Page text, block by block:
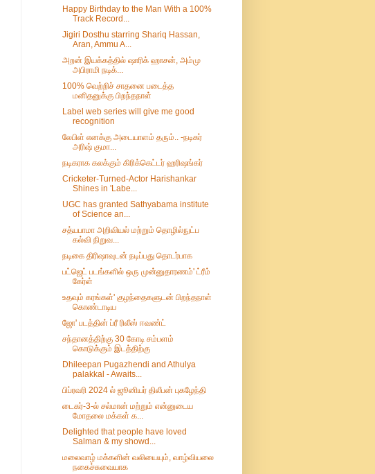
Happy Birthday to the Man With a 100%
Track Record...
Jigiri Dosthu starring Shariq Hassan,
Aran, Ammu A...
அறன் இயக்கத்தில் ஷாரிக் ஹாசன், அம்மு
அபிராமி நடிக்...
100% வெற்றிச் சாதனை படைத்த
மனிதனுக்கு பிறந்தநாள்
Label web series will give me good
recognition
லேபிள் எனக்கு அடையாளம் தரும்.. -நடிகர்
அரிஷ் குமா...
நடிகராக கலக்கும் கிரிக்கெட்டர் ஹரிஷங்கர்
Cricketer-Turned-Actor Harishankar
Shines in 'Labe...
UGC has granted Sathyabama institute
of Science an...
சத்யபாமா அறிவியல் மற்றும் தொழில்நுட்ப
கல்வி நிறுவ...
நடிகை திரிஷாவுடன் நடிப்பது தொடர்பாக
பட்ஜெட் படங்களில் ஒரு முன்னுதாரணம்' ட்ரீம்
கேர்ள்
உதவும் கரங்கள்' குழந்தைகளுடன் பிறந்தநாள்
கொண்டாடிய
ஜோ' படத்தின் ப்ரீ ரிலீஸ் ஈவண்ட்
சந்தானத்திற்கு 30 கோடி சம்பளம்
கொடுக்கும் இடத்திற்கு
Dhileepan Pugazhendi and Athulya
palakkal - Awaits...
பிப்ரவரி 2024 ல் ஜூனியர் திலீபன் புகழேந்தி
டைகர்-3-ல் சல்மான் மற்றும் என்னுடைய
மோதலை மக்கள் க...
Delighted that people have loved
Salman & my showd...
மலைவாழ் மக்களின் வலியையும், வாழ்வியலை
நகைச்சுவையாக